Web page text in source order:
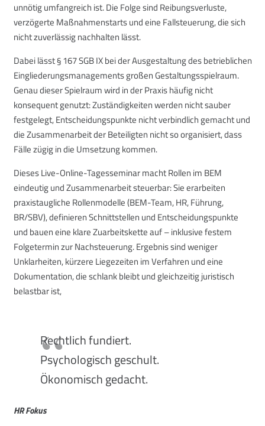
unnötig umfangreich ist. Die Folge sind Reibungsverluste,
verzögerte Maßnahmenstarts und eine Fallsteuerung, die sich
nicht zuverlässig nachhalten lässt.
Dabei lässt § 167 SGB IX bei der Ausgestaltung des betrieblichen
Eingliederungsmanagements großen Gestaltungsspielraum.
Genau dieser Spielraum wird in der Praxis häufig nicht
konsequent genutzt: Zuständigkeiten werden nicht sauber
festgelegt, Entscheidungspunkte nicht verbindlich gemacht und
die Zusammenarbeit der Beteiligten nicht so organisiert, dass
Fälle zügig in die Umsetzung kommen.
Dieses Live-Online-Tagesseminar macht Rollen im BEM
eindeutig und Zusammenarbeit steuerbar: Sie erarbeiten
praxistaugliche Rollenmodelle (BEM-Team, HR, Führung,
BR/SBV), definieren Schnittstellen und Entscheidungspunkte
und bauen eine klare Zuarbeitskette auf – inklusive festem
Folgetermin zur Nachsteuerung. Ergebnis sind weniger
Unklarheiten, kürzere Liegezeiten im Verfahren und eine
Dokumentation, die schlank bleibt und gleichzeitig juristisch
belastbar ist,
Rechtlich fundiert.
Psychologisch geschult.
Ökonomisch gedacht.
HR Fokus